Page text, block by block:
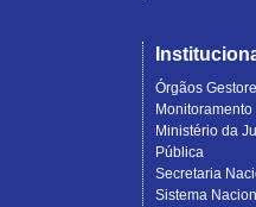
Órgãos
Monitoramento
Ministério da
Pública
Secretaria
Sistema